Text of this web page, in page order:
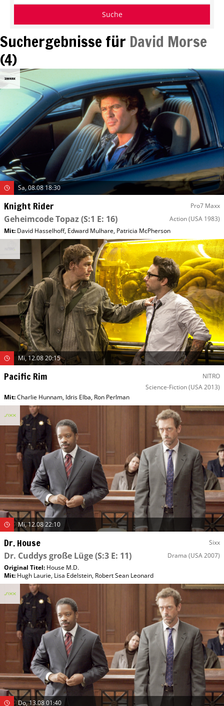
Suchergebnisse für David Morse
(4)
Sa, 08.08 18:30
Knight Rider Pro7 Maxx
Geheimcode Topaz(S:1 E: 16) Action(USA 1983)
Mit: David Hasselhoff, Edward Mulhare, Patricia McPherson
Mi, 12.08 20:15
Pacific Rim
NITRO
Science-Fiction(USA 2013)
Mit:Charlie Hunnam, Idris Elba, Ron Perlman
Mi, 12.08 22:10
Dr. House Sixx
Dr. Cuddys große Lüge(S:3 E: 11) Drama (USA 2007)
Original Titel: House M.D.
Mit: Hugh Laurie, Lisa Edelstein, Robert Sean Leonard
Do, 13.08 01:40
Suche